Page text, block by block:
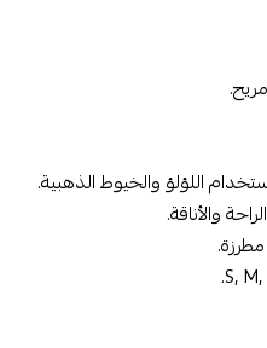
اللؤلؤ والخيوط الذهبية.
والأناقة.